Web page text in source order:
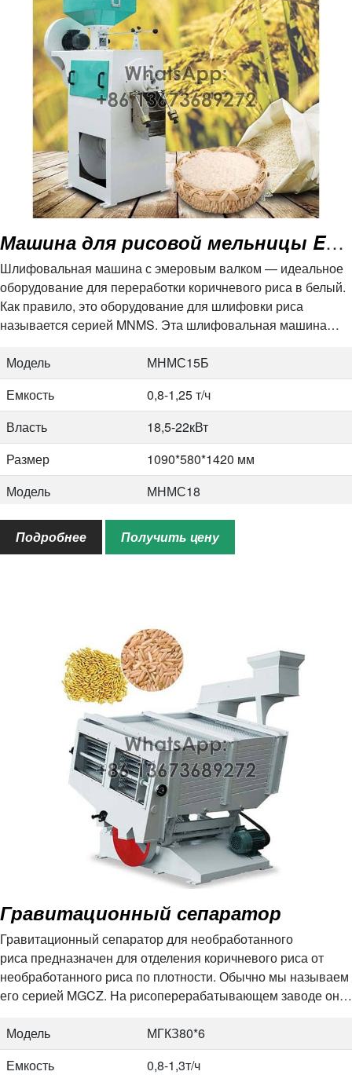
Машина для рисовой мельницы Emery Roller
Шлифовальная машина с эмеровым валком — идеальное
оборудование для переработки коричневого риса в белый.
Как правило, это оборудование для шлифовки риса
называется серией MNMS. Эта шлифовальная машина
предприятиях и…
Модель
МНМС15Б
Емкость
0,8-1,25 т/ч
Власть
18,5-22кВт
Размер
1090*580*1420 мм
Модель
МНМС18
Емкость
2-3т/ч
Власть
22-30кВт
3,5-4,5 т/ч
37-45кВт
1350*750*1800 мм
Подробнее Получить цену
Гравитационный сепаратор
Гравитационный сепаратор для необработанного
риса предназначен для отделения коричневого риса от
необработанного риса по плотности. Обычно мы называем
его серией MGCZ. На рисоперерабатывающем заводе он
значительно увеличивает экономическую выгоду. Имеется
множество…
Модель
МГКЗ80*6
Емкость
0,8-1,3т/ч